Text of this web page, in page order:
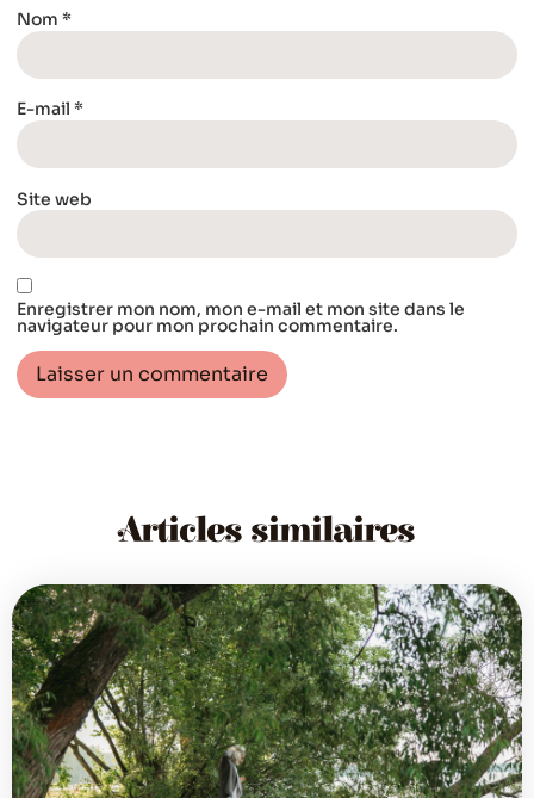
Nom *
E-mail *
Site web
Enregistrer mon nom, mon e-mail et mon site dans le
navigateur pour mon prochain commentaire.
Articles similaires